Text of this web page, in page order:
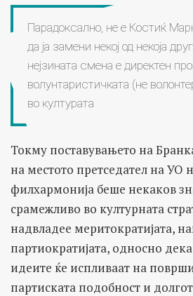
Парадоксално, не е Костиќ
да ја замени некој од некоја
нејзината смена е директен
волунтаристичката (не
во културата
Токму поставувањето на
на местото претседател на УО
филхармонија беше некаков
срамежливо во културната
надвладее меритократијата,
партиократијата, односно
идеите ќе испливаат на
партиската подобност и